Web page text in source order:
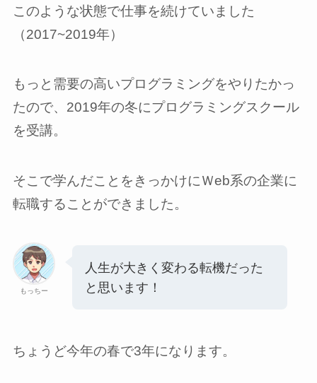
このような状態で仕事を続けていました
（2017~2019年）
もっと需要の高いプログラミングをやりたかっ
たので、2019年の冬にプログラミングスクール
を受講。
そこで学んだことをきっかけにＷeb系の企業に
転職することができました。
もっちー
人生が大きく変わる転機だった
と思います！
ちょうど今年の春で3年になります。